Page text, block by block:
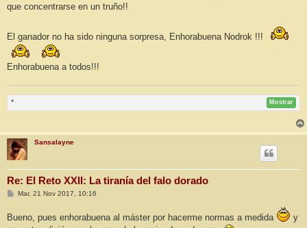
e
que concentrarse en un truño!!
El ganador no ha sido ninguna sorpresa, Enhorabuena Nodrok !!!
Enhorabuena a todos!!!
* Mostrar
Sansalayne
Re: El Reto XXII: La tiranía del falo dorado
M
s
Mar, 21 Nov 2017, 10:16
Bueno, pues enhorabuena al máster por hacerme normas a medida
y